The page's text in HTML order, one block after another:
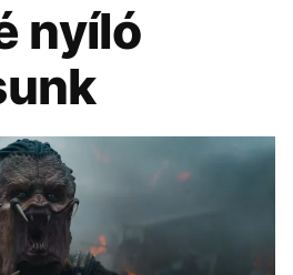
UTAZÁS
DESIGN
ARCOK
TÖRTÉNETEK
nyíló